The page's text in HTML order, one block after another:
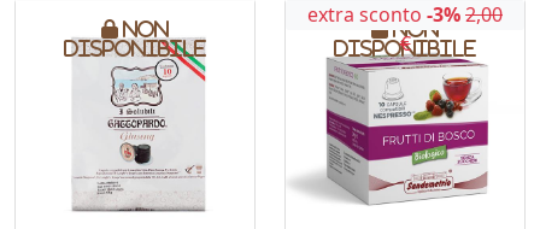
Non
disponibile
Non
disponibile
extra sconto -3%2,00
€